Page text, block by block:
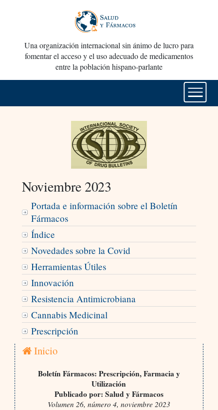
Una organización internacional sin ánimo de lucro para
fomentar el acceso y el uso adecuado de medicamentos
entre la población hispano-parlante
Noviembre 2023
Portada e información sobre el Boletín
Fármacos
Índice
Novedades sobre la Covid
Herramientas Útiles
Innovación
Resistencia Antimicrobiana
Cannabis Medicinal
Prescripción
Inicio
Boletín Fármacos: Prescripción, Farmacia y
Utilización
Publicado por: Salud y Fármacos
Volumen 26, número 4, noviembre 2023